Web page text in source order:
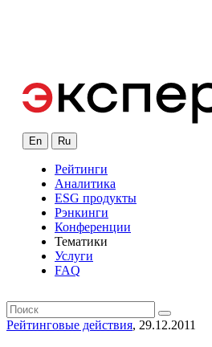
En Ru
Рейтинги
Аналитика
ESG продукты
Рэнкинги
Конференции
Тематики
Услуги
FAQ
Рейтинговые действия, 29.12.2011